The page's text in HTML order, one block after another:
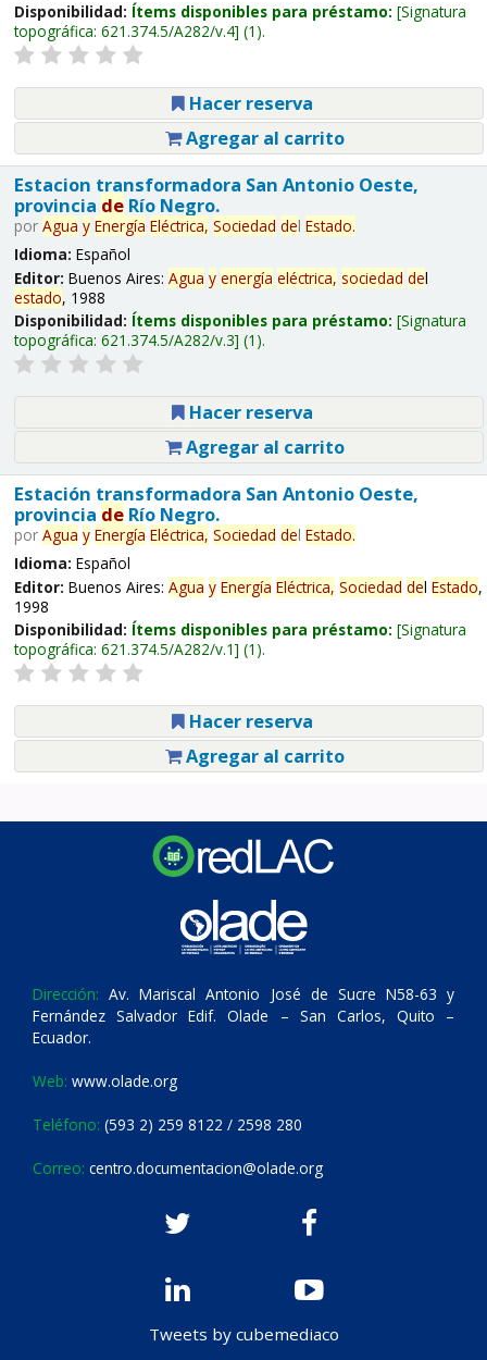
Disponibilidad: Ítems disponibles para préstamo: Signatura
topográfica: 621.374.5/A282/v.4 (1).
Hacer reserva
Agregar al carrito
Estacion transformadora San Antonio Oeste,
provincia deRío Negro.
por Agua y Energía Eléctrica, Sociedad del Estado.
Idioma: Español
Editor: Buenos Aires: Agua y energía eléctrica, sociedad del
estado, 1988
Disponibilidad: Ítems disponibles para préstamo: Signatura
topográfica: 621.374.5/A282/v.3 (1).
Hacer reserva
Agregar al carrito
Estación transformadora San Antonio Oeste,
provincia deRío Negro.
por Agua y Energía Eléctrica, Sociedad del Estado.
Idioma: Español
Editor: Buenos Aires: Agua y Energía Eléctrica, Sociedad del Estado,
1998
Disponibilidad: Ítems disponibles para préstamo: Signatura
topográfica: 621.374.5/A282/v.1 (1).
Hacer reserva
Agregar al carrito
Dirección: Av. Mariscal Antonio José de Sucre N58-63 y
Fernández Salvador Edif. Olade – San Carlos, Quito –
Ecuador.
Web: www.olade.org
Teléfono: (593 2) 259 8122 / 2598 280
Correo: centro.documentacion@olade.org
Tweets by cubemediaco